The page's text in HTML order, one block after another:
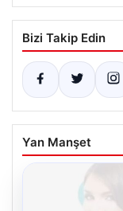
Bizi Takip Edin
Yan Manşet